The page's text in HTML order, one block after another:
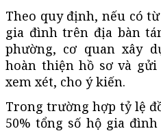
Theo quy định, nếu có
gia đình trên địa bàn
phường, cơ quan xây
hoàn thiện hồ sơ và
xem xét, cho ý kiến.
Trong trường hợp tỷ lệ
50% tổng số hộ gia